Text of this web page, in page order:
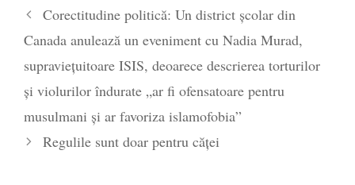
Corectitudine politică: Un district școlar din
Canada anulează un eveniment cu Nadia Murad,
supraviețuitoare ISIS, deoarece descrierea torturilor
și violurilor îndurate „ar fi ofensatoare pentru
musulmani și ar favoriza islamofobia”
Regulile sunt doar pentru căței